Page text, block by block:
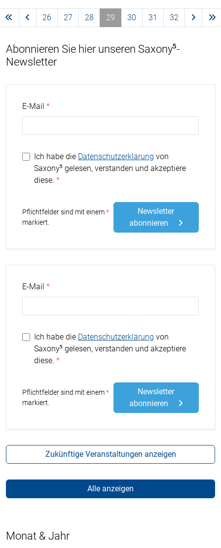
26 27 28 29 30 31 32
Abonnieren Sie hier unseren Saxony⁵-
Newsletter
E-Mail
Ich habe die Datenschutzerklärung von
Saxony⁵ gelesen, verstanden und akzeptiere
diese.
Pflichtfelder sind mit einem Stern
markiert.
Newsletter
abonnieren
E-Mail
Ich habe die Datenschutzerklärung von
Saxony⁵ gelesen, verstanden und akzeptiere
diese.
Pflichtfelder sind mit einem Stern
markiert.
Newsletter
abonnieren
Zukünftige Veranstaltungen anzeigen
Alle anzeigen
Monat & Jahr